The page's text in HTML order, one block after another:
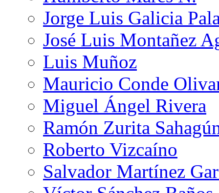
Jorge Luis Galicia
José Luis Montañez
Luis Muñoz
Mauricio Conde
Miguel Ángel Rivera
Ramón Zurita
Roberto Vizcaíno
Salvador Martínez